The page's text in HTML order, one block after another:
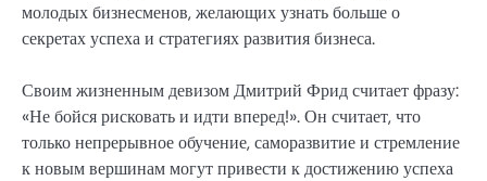
молодых бизнесменов, желающих узнать больше о
секретах успеха и стратегиях развития бизнеса.
Своим жизненным девизом Дмитрий Фрид считает фразу:
«Не бойся рисковать и идти вперед!». Он считает, что
только непрерывное обучение, саморазвитие и стремление
к новым вершинам могут привести к достижению успеха